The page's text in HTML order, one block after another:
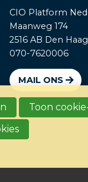
CIO Platform
Maanweg 174
2516 AB Den Haag
070-7620006
MAIL ONS
Toon